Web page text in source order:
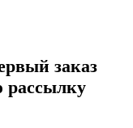
заказ
рассылку